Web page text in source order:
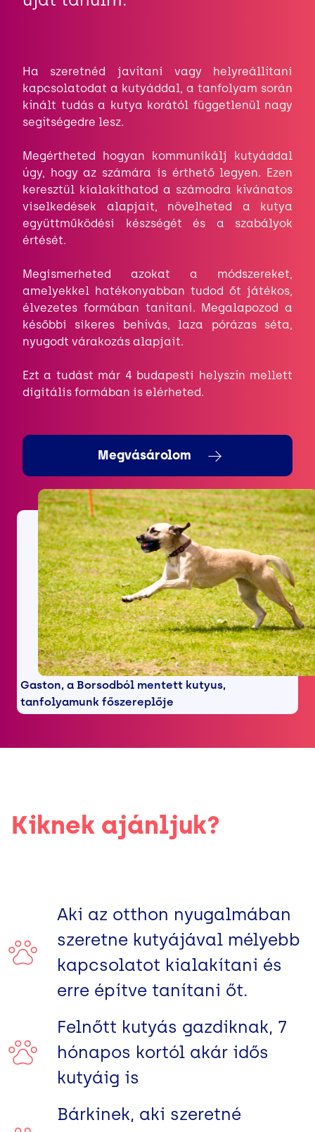
Ha szeretnéd javítani vagy helyreállítani
kapcsolatodat a kutyáddal, a tanfolyam során
kínált tudás a kutya korától függetlenül nagy
segítségedre lesz.
Megértheted hogyan kommunikálj kutyáddal
úgy, hogy az számára is érthető legyen. Ezen
keresztül kialakíthatod a számodra kívánatos
viselkedések alapjait, növelheted a kutya
együttműködési készségét és a szabályok
értését.
Megismerheted azokat a módszereket,
amelyekkel hatékonyabban tudod őt játékos,
élvezetes formában tanítani. Megalapozod a
későbbi sikeres behívás, laza pórázas séta,
nyugodt várakozás alapjait.
Ezt a tudást már 4 budapesti helyszín mellett
digitális formában is elérheted.
Megvásárolom
Gaston, a Borsodból mentett kutyus,
tanfolyamunk főszereplője
Kiknek ajánljuk?
Aki az otthon nyugalmában
szeretne kutyájával mélyebb
kapcsolatot kialakítani és
erre építve tanítani őt.
Felnőtt kutyás gazdiknak, 7
hónapos kortól akár idős
kutyáig is
Bárkinek, aki szeretné